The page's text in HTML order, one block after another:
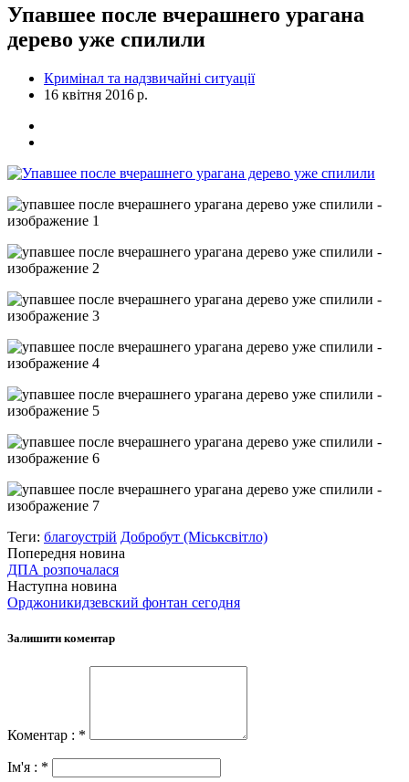
Упавшее после вчерашнего урагана
дерево уже спилили
Кримінал та надзвичайні ситуації
16 квітня 2016 р.
Теги: благоустрій Добробут (Міськсвітло)
Попередня новина
ДПА розпочалася
Наступна новина
Орджоникидзевский фонтан сегодня
Залишити коментар
Коментар : *
Ім'я : *